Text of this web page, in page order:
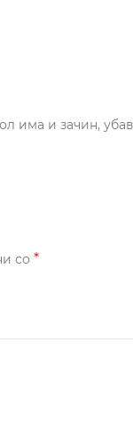
и зачин,
со *